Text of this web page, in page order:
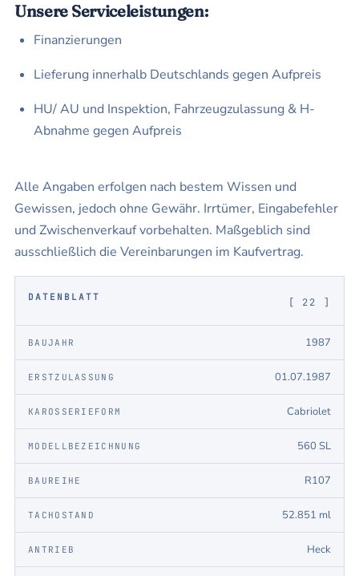
Unsere Serviceleistungen:
Finanzierungen
Lieferung innerhalb Deutschlands gegen Aufpreis
HU/ AU und Inspektion, Fahrzeugzulassung & H-
Abnahme gegen Aufpreis
Alle Angaben erfolgen nach bestem Wissen und
Gewissen, jedoch ohne Gewähr. Irrtümer, Eingabefehler
und Zwischenverkauf vorbehalten. Maßgeblich sind
ausschließlich die Vereinbarungen im Kaufvertrag.
DATENBLATT [ 22 ]
BAUJAHR 1987
ERSTZULASSUNG 01.07.1987
KAROSSERIEFORM Cabriolet
MODELLBEZEICHNUNG 560 SL
BAUREIHE R107
TACHOSTAND 52.851 ml
ANTRIEB Heck